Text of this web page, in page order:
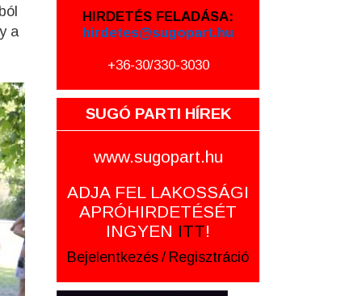
a
HIRDETÉS FELADÁSA:
hirdetes@sugopart.hu
+36-30/330-3030
SUGÓ PARTI HÍREK
www.sugopart.hu
ADJA FEL LAKOSSÁGI
APRÓHIRDETÉSÉT
INGYEN ITT!
Bejelentkezés / Regisztráció